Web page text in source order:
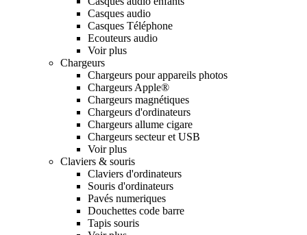
Casques audio
Casques Téléphone
Ecouteurs audio
Voir plus
Chargeurs
Chargeurs pour appareils photos
Chargeurs Apple®
Chargeurs magnétiques
Chargeurs d'ordinateurs
Chargeurs allume cigare
Chargeurs secteur et USB
Voir plus
Claviers & souris
Claviers d'ordinateurs
Souris d'ordinateurs
Pavés numeriques
Douchettes code barre
Tapis souris